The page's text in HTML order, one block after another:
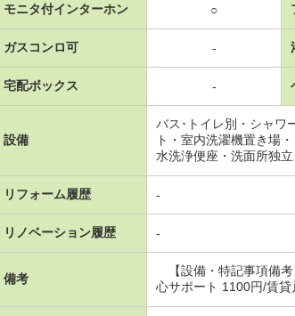
モニタ付インターホン ○
ガスコンロ可 -
宅配ボックス -
設備
バス･トイレ別・シャワ
ト・室内洗濯機置き場
水洗浄便座・洗面所独
リフォーム履歴 -
リノベーション履歴 -
備考
【設備・特記事項備考
心サポート 1100円/賃貸